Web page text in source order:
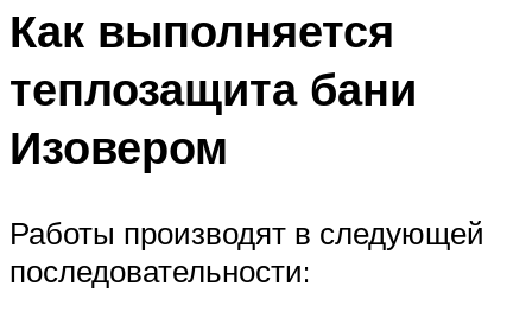
Как выполняется
теплозащита бани
Изовером
Работы производят в следующей
последовательности: